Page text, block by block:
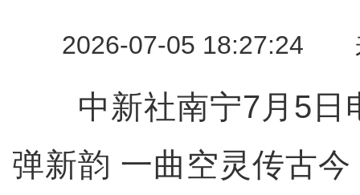
2026-07-05 18:27:24
中新社南宁7月5日
弹新韵 一曲空灵传古今